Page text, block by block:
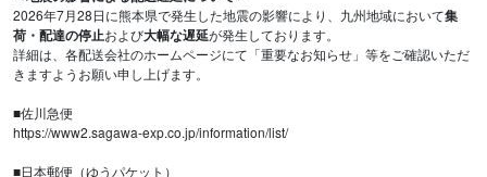
2026年7月28日に熊本県で発生した地震の影響により、九州地域において集
荷・配達の停止および大幅な遅延が発生しております。
詳細は、各配送会社のホームページにて「重要なお知らせ」等をご確認いただ
きますようお願い申し上げます。
■佐川急便
https://www2.sagawa-exp.co.jp/information/list/
■日本郵便（ゆうパケット）